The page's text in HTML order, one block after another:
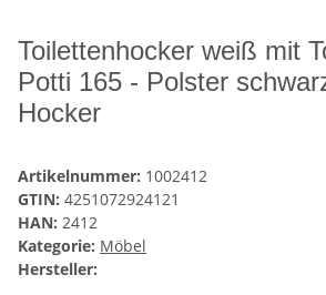
Toilettenhocker weiß mit
Potti 165 - Polster
Hocker
Artikelnummer: 1002412
GTIN: 4251072924121
HAN: 2412
Kategorie: Möbel
Hersteller: